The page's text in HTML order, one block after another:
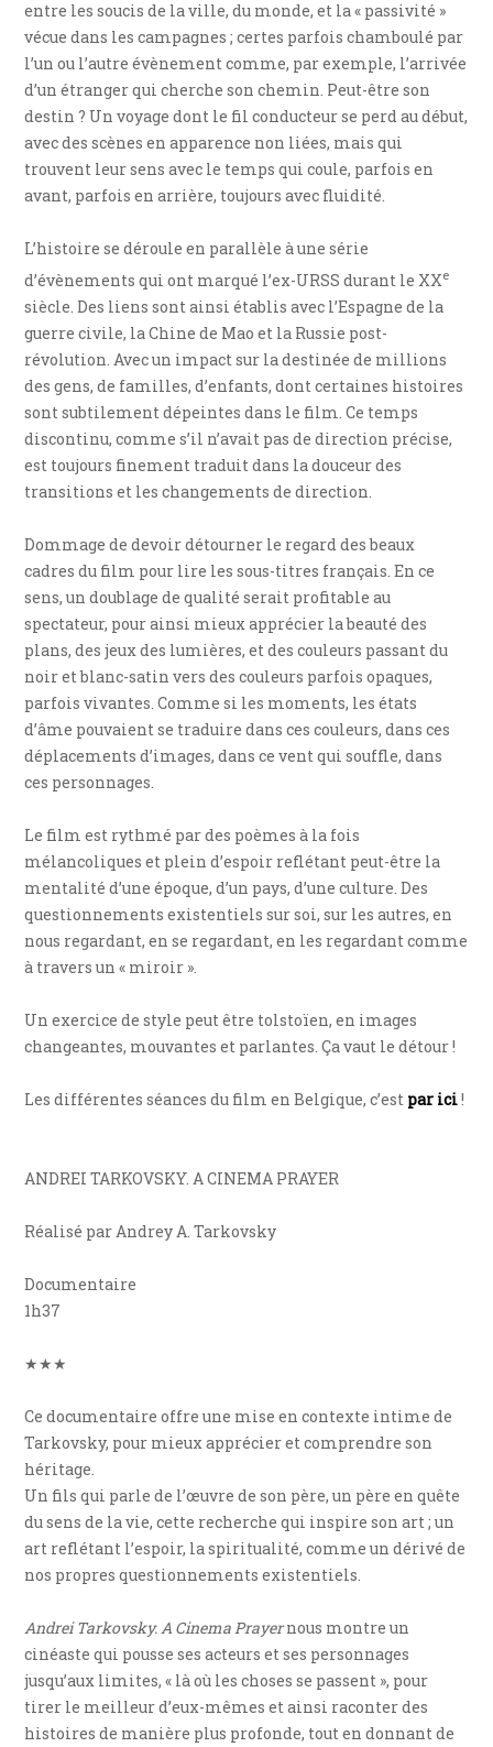
entre les soucis de la ville, du monde, et la « passivité »
vécue dans les campagnes ; certes parfois chamboulé par
l’un ou l’autre évènement comme, par exemple, l’arrivée
d’un étranger qui cherche son chemin. Peut-être son
destin ? Un voyage dont le fil conducteur se perd au début,
avec des scènes en apparence non liées, mais qui
trouvent leur sens avec le temps qui coule, parfois en
avant, parfois en arrière, toujours avec fluidité.
L’histoire se déroule en parallèle à une série
d’évènements qui ont marqué l’ex-URSS durant le XXe
siècle. Des liens sont ainsi établis avec l’Espagne de la
guerre civile, la Chine de Mao et la Russie post-
révolution. Avec un impact sur la destinée de millions
des gens, de familles, d’enfants, dont certaines histoires
sont subtilement dépeintes dans le film. Ce temps
discontinu, comme s’il n’avait pas de direction précise,
est toujours finement traduit dans la douceur des
transitions et les changements de direction.
Dommage de devoir détourner le regard des beaux
cadres du film pour lire les sous-titres français. En ce
sens, un doublage de qualité serait profitable au
spectateur, pour ainsi mieux apprécier la beauté des
plans, des jeux des lumières, et des couleurs passant du
noir et blanc-satin vers des couleurs parfois opaques,
parfois vivantes. Comme si les moments, les états
d’âme pouvaient se traduire dans ces couleurs, dans ces
déplacements d’images, dans ce vent qui souffle, dans
ces personnages.
Le film est rythmé par des poèmes à la fois
mélancoliques et plein d’espoir reflétant peut-être la
mentalité d’une époque, d’un pays, d’une culture. Des
questionnements existentiels sur soi, sur les autres, en
nous regardant, en se regardant, en les regardant comme
à travers un « miroir ».
Un exercice de style peut être tolstoïen, en images
changeantes, mouvantes et parlantes. Ça vaut le détour !
Les différentes séances du film en Belgique, c’est par ici!
ANDREI TARKOVSKY. A CINEMA PRAYER
Réalisé par Andrey A. Tarkovsky
Documentaire
1h37
★★★
Ce documentaire offre une mise en contexte intime de
Tarkovsky, pour mieux apprécier et comprendre son
héritage.
Un fils qui parle de l’œuvre de son père, un père en quête
du sens de la vie, cette recherche qui inspire son art ; un
art reflétant l’espoir, la spiritualité, comme un dérivé de
nos propres questionnements existentiels.
Andrei Tarkovsky. A Cinema Prayernous montre un
cinéaste qui pousse ses acteurs et ses personnages
jusqu’aux limites, « là où les choses se passent », pour
tirer le meilleur d’eux-mêmes et ainsi raconter des
histoires de manière plus profonde, tout en donnant de